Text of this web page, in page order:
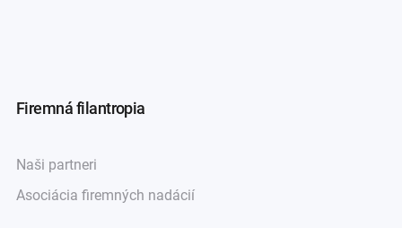
Firemná filantropia
Naši partneri
Asociácia firemných nadácií